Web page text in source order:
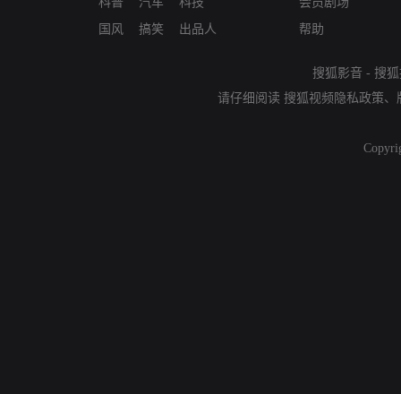
国风
搞笑
出品人
帮助
搜狐影音 - 搜
请仔细阅读 搜狐视频隐私政策、